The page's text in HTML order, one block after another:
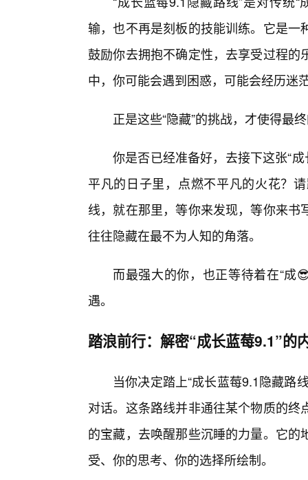
输，也不再是刻板的技能训练。它是
鼓励你去拥抱不确定性，去享受过程
中，你可能会遇到困惑，可能会经历迷
正是这些“隐藏”的挑战，才使得最
你是否已经准备好，去接下这张“
平凡的日子里，点燃不平凡的火花？
线，就在那里，等你来发现，等你来
往往隐藏在最不为人知的角落。
而最强大的你，也正等待着在“成
遇。
踏浪前行：解密“成长蓝莓9.1”的
当你决定踏上“成长蓝莓9.1隐藏路
对话。这条路线并非通往某个物质的
的宝藏，去唤醒那些沉睡的力量。它
受、你的思考、你的选择所绘制。